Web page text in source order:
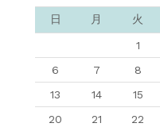
日 月 火
1
6
7 8
13
14 15
20
21 22